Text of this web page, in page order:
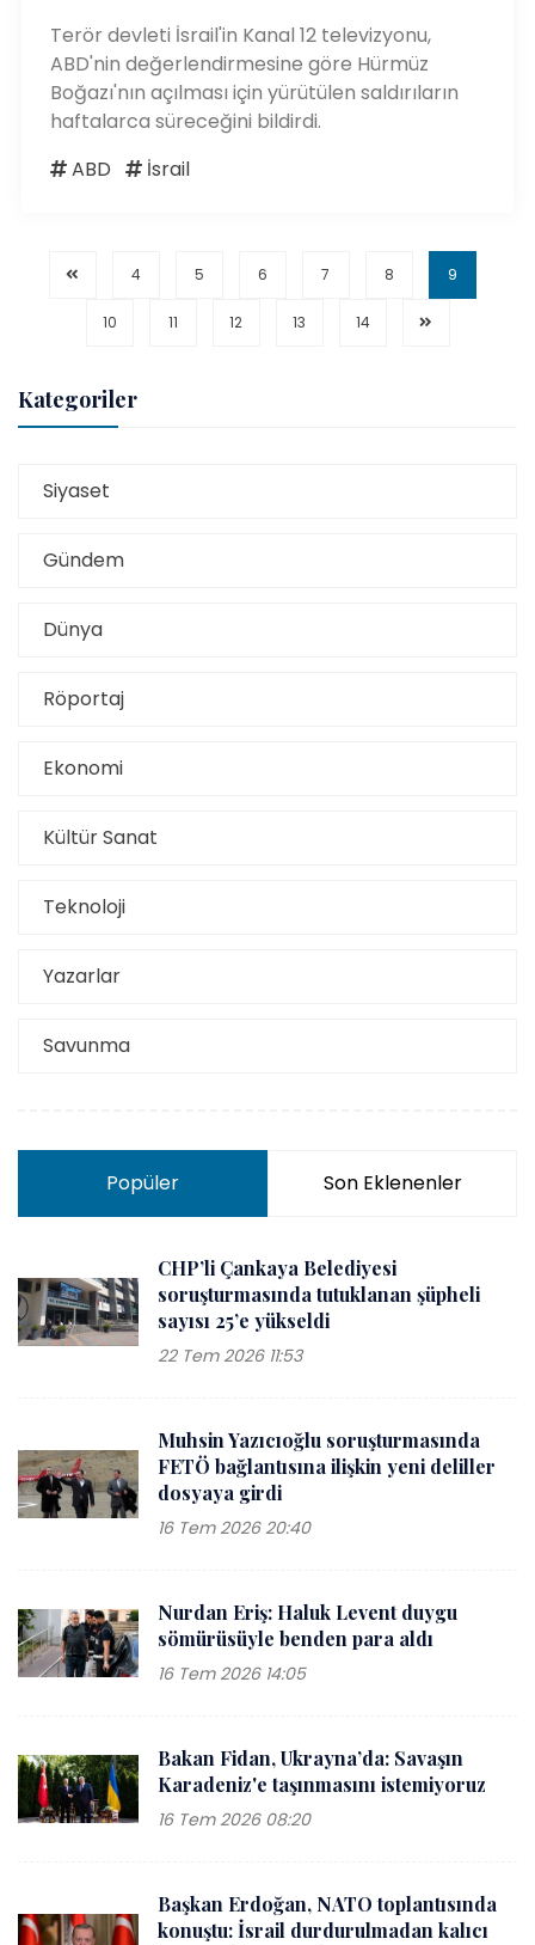
Terör devleti İsrail'in Kanal 12 televizyonu,
ABD'nin değerlendirmesine göre Hürmüz
Boğazı'nın açılması için yürütülen saldırıların
haftalarca süreceğini bildirdi.
ABD
İsrail
4 5 6 7 8 9
10 11 12 13 14
Kategoriler
Siyaset
Gündem
Dünya
Röportaj
Ekonomi
Kültür Sanat
Teknoloji
Yazarlar
Savunma
Popüler Son Eklenenler
CHP’li Çankaya Belediyesi
soruşturmasında tutuklanan şüpheli
sayısı 25’e yükseldi
22 Tem 2026 11:53
Muhsin Yazıcıoğlu soruşturmasında
FETÖ bağlantısına ilişkin yeni deliller
dosyaya girdi
16 Tem 2026 20:40
Nurdan Eriş: Haluk Levent duygu
sömürüsüyle benden para aldı
16 Tem 2026 14:05
Bakan Fidan, Ukrayna’da: Savaşın
Karadeniz'e taşınmasını istemiyoruz
16 Tem 2026 08:20
Başkan Erdoğan, NATO toplantısında
konuştu: İsrail durdurulmadan kalıcı